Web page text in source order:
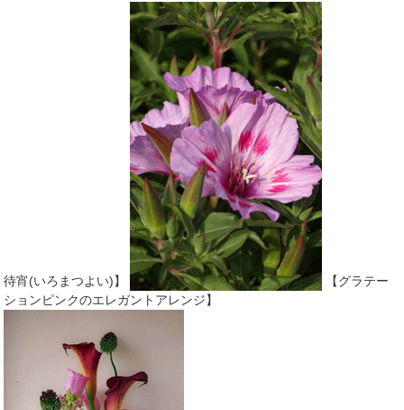
待宵(いろまつよい)】
【グラテー
ションピンクのエレガントアレンジ】